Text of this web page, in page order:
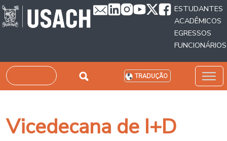
Passar para o conteúdo principal
ESTUDANTES
ACADÊMICOS
EGRESSOS
FUNCIONÁRIOS
Pesquisar TRADUÇÃO
Vicedecana de I+D